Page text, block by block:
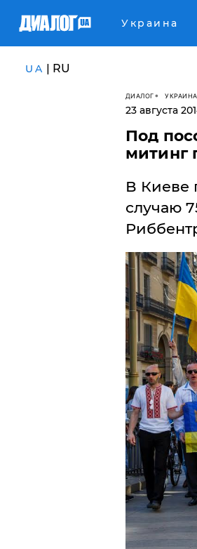
Украина
UA | RU
ДИАЛОГ УКРАИНА
23 августа
Под
митинг
В Киеве
случаю